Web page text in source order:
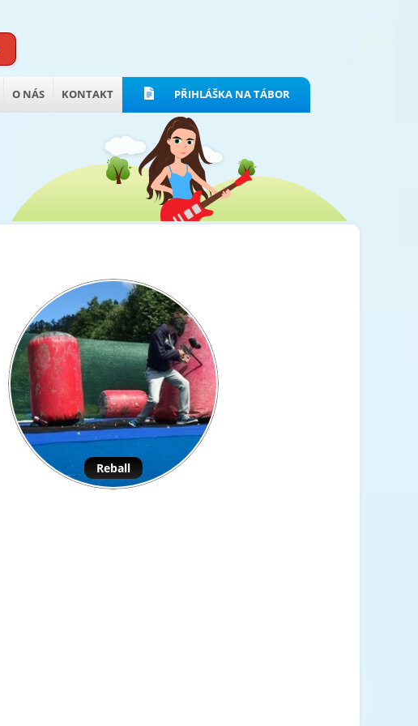
O NÁS KONTAKT PŘIHLÁŠKA NA TÁBOR
Reball